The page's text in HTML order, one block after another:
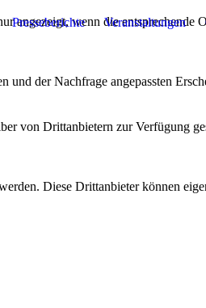
Presseberichte Veranstaltungen
angezeigt, wenn die entsprechende
der Nachfrage angepassten
von Drittanbietern zur Verfügung
Diese Drittanbieter können